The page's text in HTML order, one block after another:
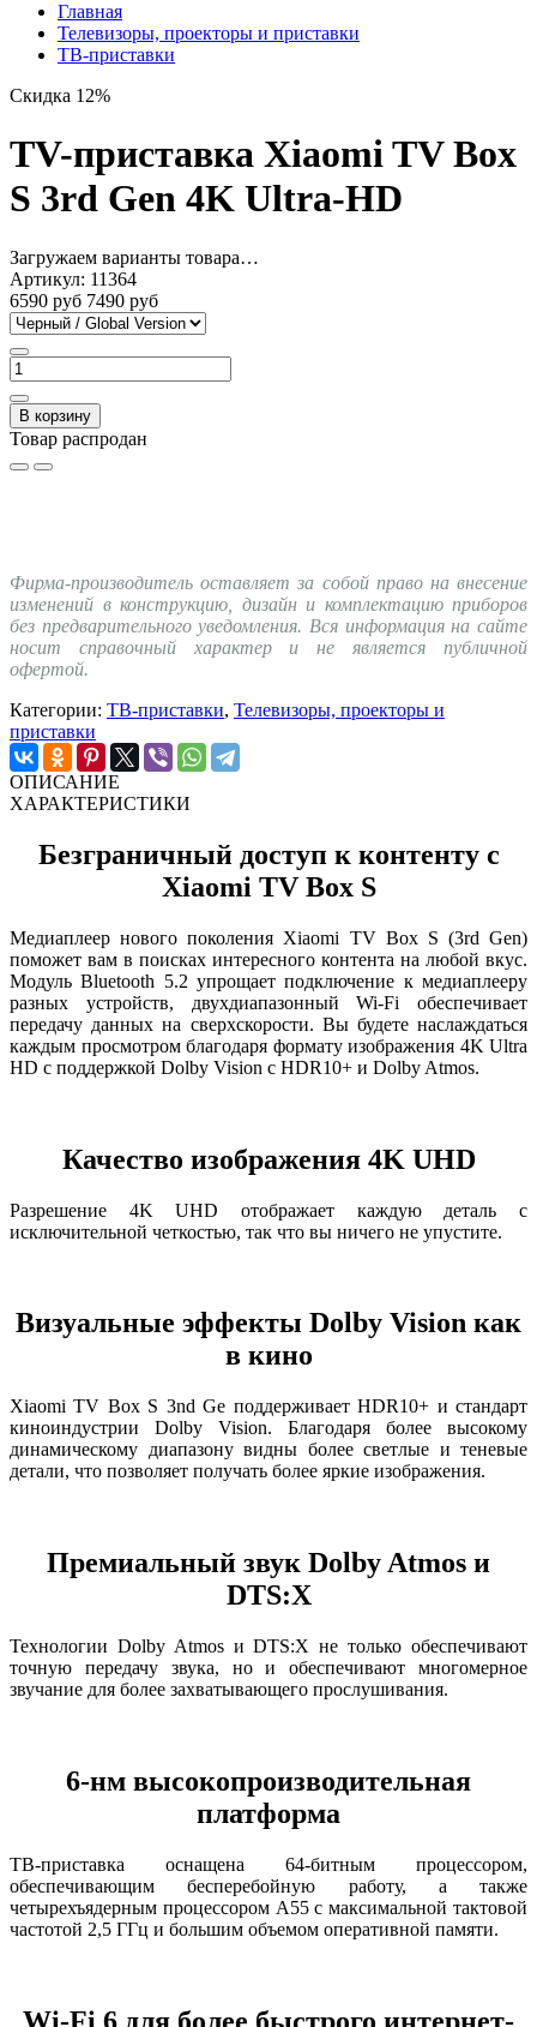
Главная
Телевизоры, проекторы и приставки
ТВ-приставки
Скидка 12%
TV-приставка Xiaomi TV Box
S 3rd Gen 4K Ultra-HD
Загружаем варианты товара…
Артикул: 11364
6590 руб 7490 руб
В корзину
Товар распродан
Фирма-производитель оставляет за собой право на внесение
изменений в конструкцию, дизайн и комплектацию приборов
без предварительного уведомления. Вся информация на сайте
носит справочный характер и не является публичной
офертой.
Категории: ТВ-приставки, Телевизоры, проекторы и
приставки
ОПИСАНИЕ
ХАРАКТЕРИСТИКИ
Безграничный доступ к контенту с
Xiaomi TV Box S
Медиаплеер нового поколения Xiaomi TV Box S (3rd Gen)
поможет вам в поисках интересного контента на любой вкус.
Модуль Bluetooth 5.2 упрощает подключение к медиаплееру
разных устройств, двухдиапазонный Wi-Fi обеспечивает
передачу данных на сверхскорости. Вы будете наслаждаться
каждым просмотром благодаря формату изображения 4K Ultra
HD с поддержкой Dolby Vision с HDR10+ и Dolby Atmos.
Качество изображения 4K UHD
Разрешение 4K UHD отображает каждую деталь с
исключительной четкостью, так что вы ничего не упустите.
Визуальные эффекты Dolby Vision как
в кино
Xiaomi TV Box S 3nd Ge поддерживает HDR10+ и стандарт
киноиндустрии Dolby Vision. Благодаря более высокому
динамическому диапазону видны более светлые и теневые
детали, что позволяет получать более яркие изображения.
Премиальный звук Dolby Atmos и
DTS:X
Технологии Dolby Atmos и DTS:X не только обеспечивают
точную передачу звука, но и обеспечивают многомерное
звучание для более захватывающего прослушивания.
6-нм высокопроизводительная
платформа
ТВ-приставка оснащена 64-битным процессором,
обеспечивающим бесперебойную работу, а также
четырехъядерным процессором A55 с максимальной тактовой
частотой 2,5 ГГц и большим объемом оперативной памяти.